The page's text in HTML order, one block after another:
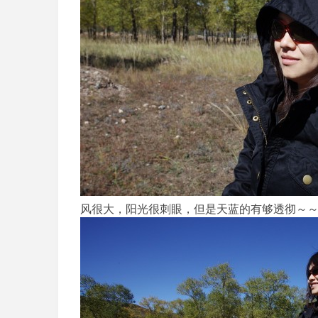
风很大，阳光很刺眼，但是天蓝的有够透彻～